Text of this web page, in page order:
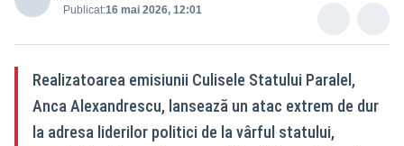
Publicat:16 mai 2026, 12:01
Realizatoarea emisiunii Culisele Statului Paralel,
Anca Alexandrescu, lansează un atac extrem de dur
la adresa liderilor politici de la vârful statului,